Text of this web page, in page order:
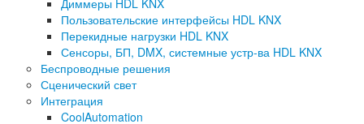
Диммеры HDL KNX
Пользовательские интерфейсы HDL KNX
Перекидные нагрузки HDL KNX
Сенсоры, БП, DMX, системные устр-ва HDL KNX
Беспроводные решения
Сценический свет
Интеграция
CoolAutomation